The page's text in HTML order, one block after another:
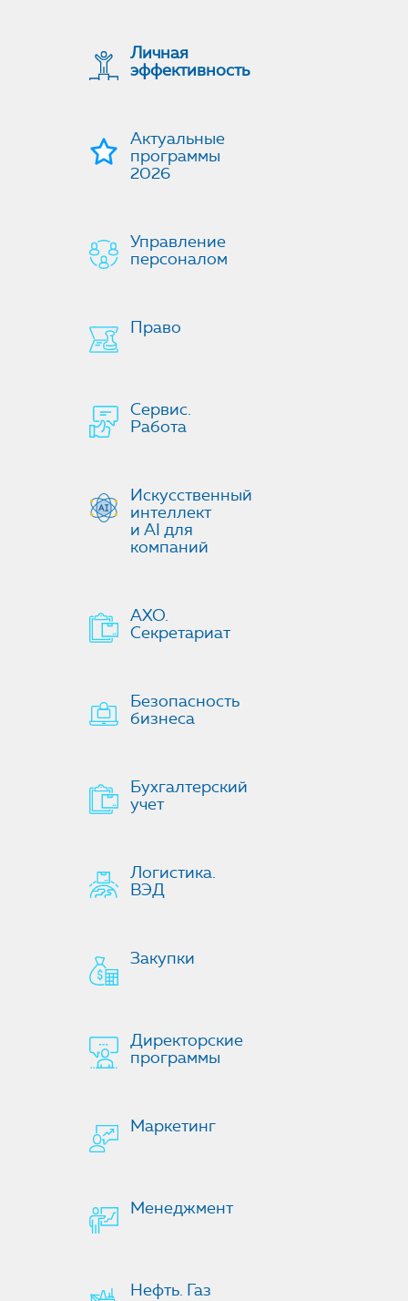
Личная
эффективность
Актуальные
программы
2026
Управление
персоналом
Право
Сервис.
Работа
Искусственный
интеллект
и AI для
компаний
АХО.
Секретариат
Безопасность
бизнеса
Бухгалтерский
учет
Логистика.
ВЭД
Закупки
Директорские
программы
Маркетинг
Менеджмент
Нефть. Газ